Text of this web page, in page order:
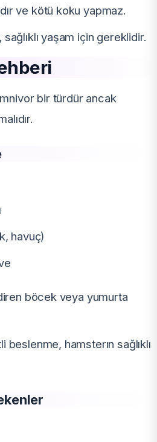
ve kötü koku yapmaz.
yaşam için gereklidir.
bir türdür ancak
havuç)
böcek veya yumurta
beslenme, hamsterın sağlıklı